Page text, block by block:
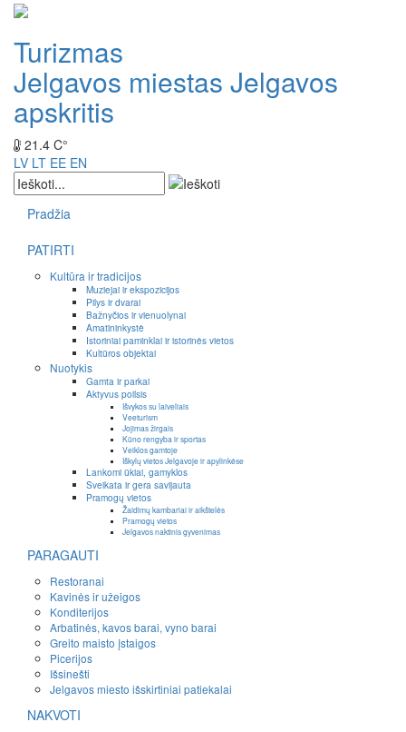
Turizmas
Jelgavos miestas Jelgavos
apskritis
21.4 C°
LV LT EE EN
Pradžia
PATIRTI
Kultūra ir tradicijos
Muziejai ir ekspozicijos
Pilys ir dvarai
Bažnyčios ir vienuolynai
Amatininkystė
Istoriniai paminklai ir istorinės vietos
Kultūros objektai
Nuotykis
Gamta ir parkai
Aktyvus poilsis
Išvykos su laiveliais
Veeturism
Jojimas žirgais
Kūno rengyba ir sportas
Veiklos gamtoje
Iškylų vietos Jelgavoje ir apylinkėse
Lankomi ūkiai, gamyklos
Sveikata ir gera savijauta
Pramogų vietos
Žaidimų kambariai ir aikštelės
Pramogų vietos
Jelgavos naktinis gyvenimas
PARAGAUTI
Restoranai
Kavinės ir užeigos
Konditerijos
Arbatinės, kavos barai, vyno barai
Greito maisto įstaigos
Picerijos
Išsinešti
Jelgavos miesto išskirtiniai patiekalai
NAKVOTI